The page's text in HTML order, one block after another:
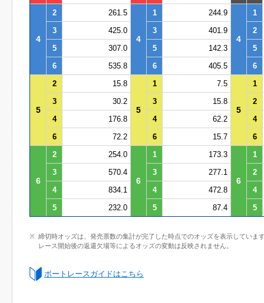
4
2 261.5
4
1 244.9
4
1
3
425.0 3 401.9
2
5
307.0 5 142.3
5
6
535.8 6 405.5 6
5
2 15.8
5
1 7.5
5
1
3
30.2 3 15.8
2
4
176.8 4 62.2
4
6
72.2 6 15.7 6
6
2 254.0
6
1 173.3
6
1
3
570.4 3 277.1
2
4
834.1 4 472.8
4
5
232.0 5 87.4 5
締切時オッズは、発売票数の集計が完了した時点でのオッズを表示していま
レース開始後の返還欠場等によるオッズの変動は反映されません。
ボートレースガイドはこちら